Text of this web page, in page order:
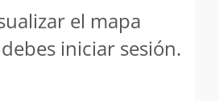
el mapa
iniciar sesión.